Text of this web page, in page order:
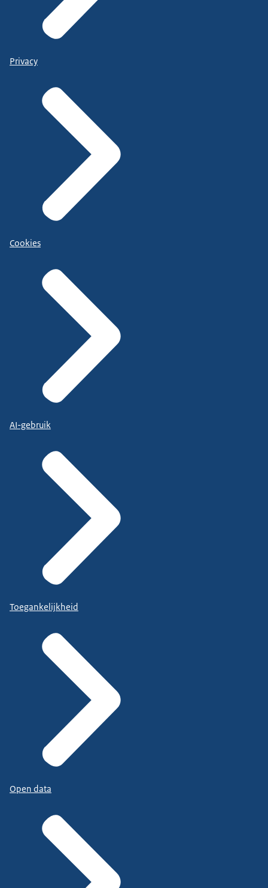
Privacy
Cookies
AI-gebruik
Toegankelijkheid
Open data